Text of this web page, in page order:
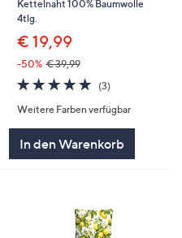
Kettelnaht 100% Baumwolle
4tlg.
€ 19,99
-50% € 39,99
5.0
von
5
(3)3
Weitere Farben verfügbar
In den Warenkorb